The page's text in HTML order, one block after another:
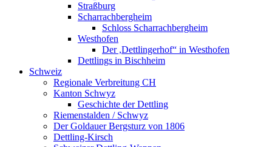
Straßburg
Scharrachbergheim
Schloss Scharrachbergheim
Westhofen
Der ,Dettlingerhof“ in Westhofen
Dettlings in Bischheim
Schweiz
Regionale Verbreitung CH
Kanton Schwyz
Geschichte der Dettling
Riemenstalden / Schwyz
Der Goldauer Bergsturz von 1806
Dettling-Kirsch